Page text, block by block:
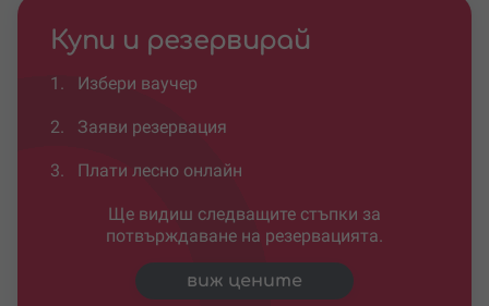
Купи и резервирай
1. Избери ваучер
2. Заяви резервация
3. Плати лесно онлайн
Ще видиш следващите стъпки за
потвърждаване на резервацията.
виж цените